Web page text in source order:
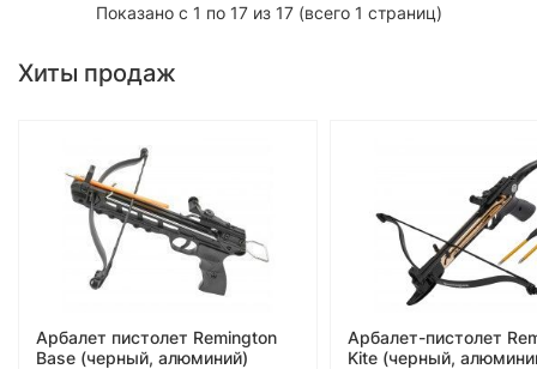
Показано с 1 по 17 из 17 (всего 1 страниц)
Хиты продаж
Арбалет пистолет Remington
Base (черный, алюминий)
Арбалет-пистолет
Kite (черный,